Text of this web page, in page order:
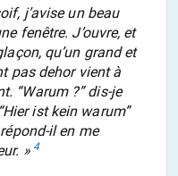
j’avise un beau
fenêtre. J’ouvre, et
qu’un grand et
pas dehor vient à
“Warum ?” dis-je
ist kein warum”
il en me
» 4